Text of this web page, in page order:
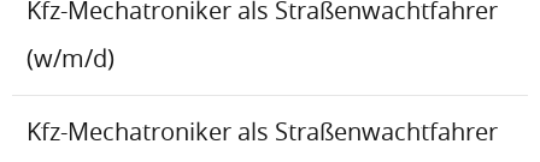
Kfz-Mechatroniker als Straßenwachtfahrer
(w/m/d)
Kfz-Mechatroniker als Straßenwachtfahrer